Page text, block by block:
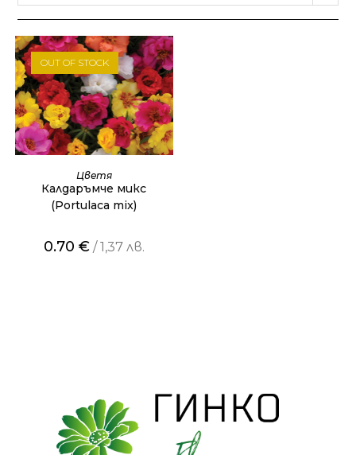
OUT OF STOCK
ОЩЕ
Цветя
Калдаръмче микс
(Portulaca mix)
0.70 €/ 1,37 лв.